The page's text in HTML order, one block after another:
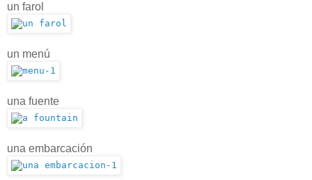
un farol
un menú
una fuente
una embarcación